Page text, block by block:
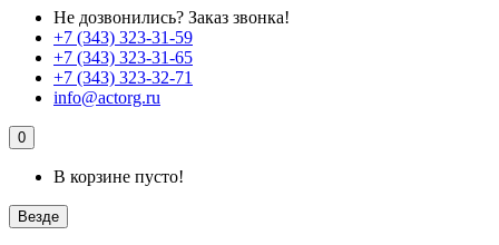
Не дозвонились? Заказ звонка!
+7 (343) 323-31-59
+7 (343) 323-31-65
+7 (343) 323-32-71
info@actorg.ru
0
В корзине пусто!
Везде